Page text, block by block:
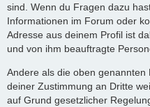
sind. Wenn du Fragen dazu
Informationen im Forum oder
Adresse aus deinem Profil ist
und von ihm beauftragte
Andere als die oben
deiner Zustimmung an Dritte
auf Grund gesetzlicher